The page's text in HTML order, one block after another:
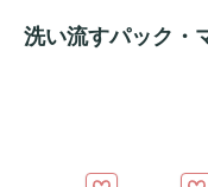
スコットランドの北西
洗い流すパック・